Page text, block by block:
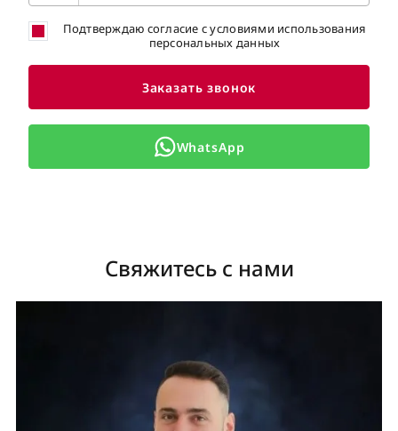
Подтверждаю согласие с условиями использования
персональных данных
Заказать звонок
WhatsApp
Свяжитесь с нами